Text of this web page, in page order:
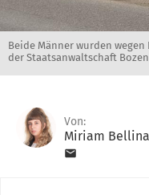
Beide Männer wurden
der Staatsanwaltschaft
Von:
Miriam Bellina